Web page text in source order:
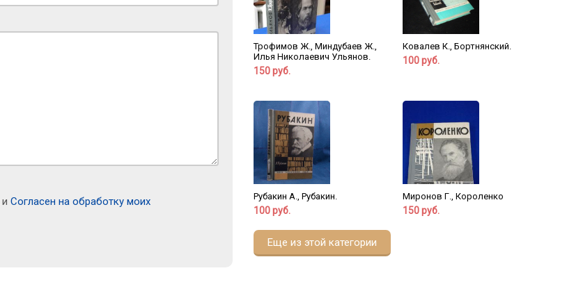
и Согласен на обработку моих
Трофимов Ж., Миндубаев Ж.,
Илья Николаевич Ульянов.
150 руб.
Ковалев К., Бортнянский.
100 руб.
Рубакин А., Рубакин.
100 руб.
Миронов Г., Короленко
150 руб.
Еще из этой категории